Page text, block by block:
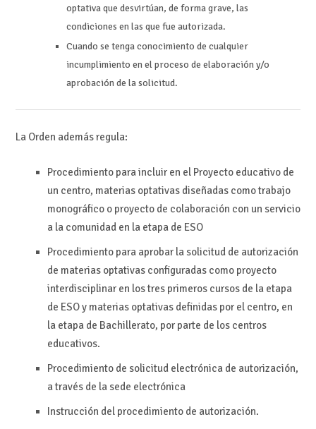
optativa que desvirtúan, de forma grave, las
condiciones en las que fue autorizada.
Cuando se tenga conocimiento de cualquier
incumplimiento en el proceso de elaboración y/o
aprobación de la solicitud.
La Orden además regula:
Procedimiento para incluir en el Proyecto educativo de
un centro, materias optativas diseñadas como trabajo
monográfico o proyecto de colaboración con un servicio
a la comunidad en la etapa de ESO
Procedimiento para aprobar la solicitud de autorización
de materias optativas configuradas como proyecto
interdisciplinar en los tres primeros cursos de la etapa
de ESO y materias optativas definidas por el centro, en
la etapa de Bachillerato, por parte de los centros
educativos.
Procedimiento de solicitud electrónica de autorización,
a través de la sede electrónica
Instrucción del procedimiento de autorización.